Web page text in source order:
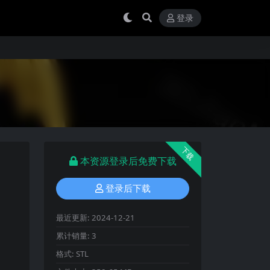
登录
下载
本资源登录后免费下载
登录后下载
最近更新: 2024-12-21
累计销量: 3
格式: STL